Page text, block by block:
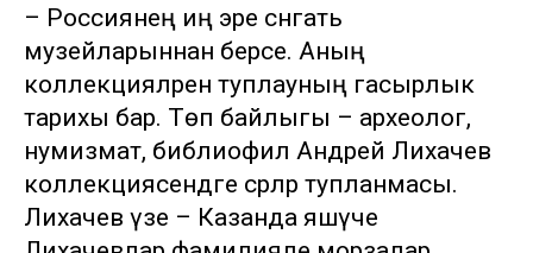
– Россиянең иң эре сәнгать
музейларыннан берсе. Аның
коллекцияләрен туплауның гасырлык
тарихы бар. Төп байлыгы – археолог,
нумизмат, библиофил Андрей Лихачев
коллекциясендәге әсәрләр тупланмасы.
Лихачев үзе – Казанда яшәүче